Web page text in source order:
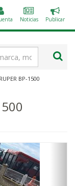
Noticias
un
Publicar
BP-1500